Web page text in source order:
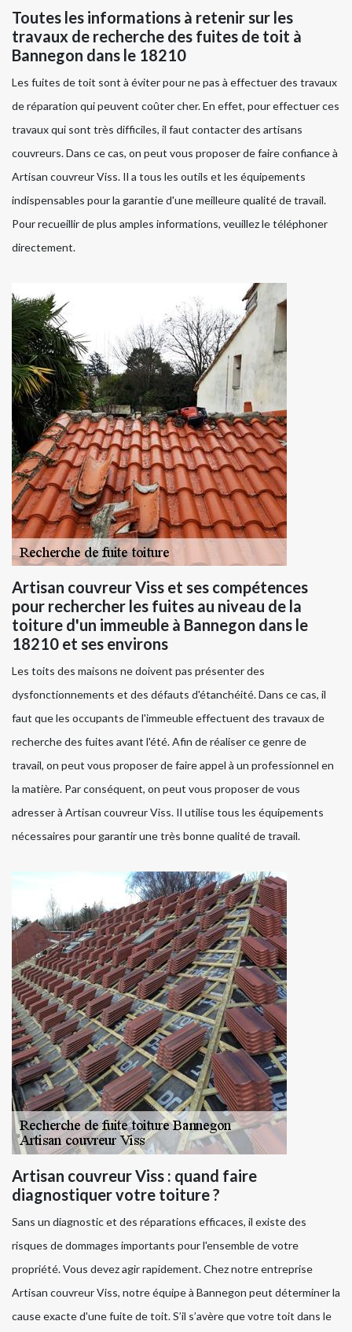
Toutes les informations à retenir sur les
travaux de recherche des fuites de toit à
Bannegon dans le 18210
Les fuites de toit sont à éviter pour ne pas à effectuer des travaux
de réparation qui peuvent coûter cher. En effet, pour effectuer ces
travaux qui sont très difficiles, il faut contacter des artisans
couvreurs. Dans ce cas, on peut vous proposer de faire confiance à
Artisan couvreur Viss. Il a tous les outils et les équipements
indispensables pour la garantie d'une meilleure qualité de travail.
Pour recueillir de plus amples informations, veuillez le téléphoner
directement.
Artisan couvreur Viss et ses compétences
pour rechercher les fuites au niveau de la
toiture d'un immeuble à Bannegon dans le
18210 et ses environs
Les toits des maisons ne doivent pas présenter des
dysfonctionnements et des défauts d'étanchéité. Dans ce cas, il
faut que les occupants de l'immeuble effectuent des travaux de
recherche des fuites avant l'été. Afin de réaliser ce genre de
travail, on peut vous proposer de faire appel à un professionnel en
la matière. Par conséquent, on peut vous proposer de vous
adresser à Artisan couvreur Viss. Il utilise tous les équipements
nécessaires pour garantir une très bonne qualité de travail.
Artisan couvreur Viss : quand faire
diagnostiquer votre toiture ?
Sans un diagnostic et des réparations efficaces, il existe des
risques de dommages importants pour l'ensemble de votre
propriété. Vous devez agir rapidement. Chez notre entreprise
Artisan couvreur Viss, notre équipe à Bannegon peut déterminer la
cause exacte d'une fuite de toit. S’il s’avère que votre toit dans le